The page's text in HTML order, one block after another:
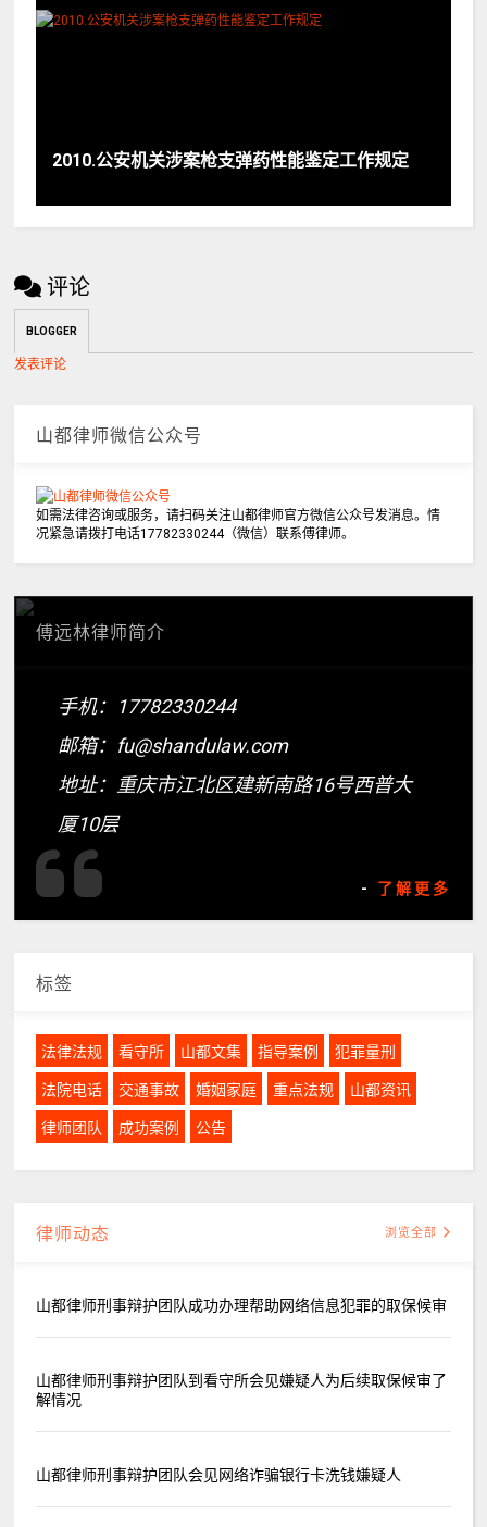
2010.公安机关涉案枪支弹药性能鉴定工作规定
评论
BLOGGER
发表评论
山都律师微信公众号
如需法律咨询或服务，请扫码关注山都律师官方微信公众号发消息。情
况紧急请拨打电话17782330244（微信）联系傅律师。
傅远林律师简介
手机：17782330244
邮箱：fu@shandulaw.com
地址：重庆市江北区建新南路16号西普大
厦10层
- 了解更多
标签
法律法规 看守所 山都文集 指导案例 犯罪量刑
法院电话 交通事故 婚姻家庭 重点法规 山都资讯
律师团队 成功案例 公告
律师动态 浏览全部
山都律师刑事辩护团队成功办理帮助网络信息犯罪的取保候审
山都律师刑事辩护团队到看守所会见嫌疑人为后续取保候审了
解情况
山都律师刑事辩护团队会见网络诈骗银行卡洗钱嫌疑人